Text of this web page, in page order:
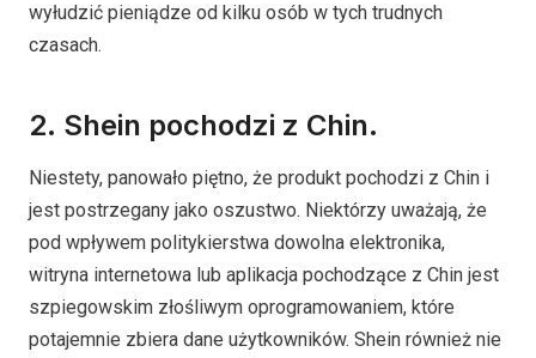
wyłudzić pieniądze od kilku osób w tych trudnych
czasach.
2. Shein pochodzi z Chin.
Niestety, panowało piętno, że produkt pochodzi z Chin i
jest postrzegany jako oszustwo. Niektórzy uważają, że
pod wpływem politykierstwa dowolna elektronika,
witryna internetowa lub aplikacja pochodzące z Chin jest
szpiegowskim złośliwym oprogramowaniem, które
potajemnie zbiera dane użytkowników. Shein również nie